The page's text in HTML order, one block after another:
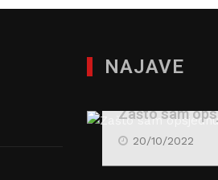
NAJAVE
Zašto sam
20/10/2022